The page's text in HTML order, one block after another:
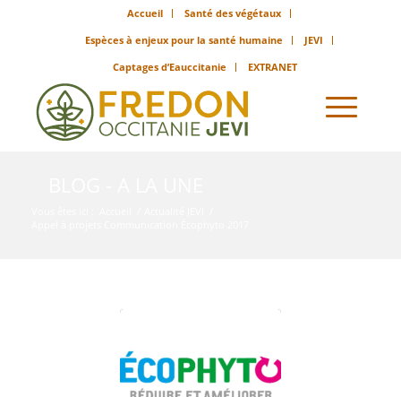
Accueil
Santé des végétaux
Espèces à enjeux pour la santé humaine
JEVI
Captages d’Eauccitanie
EXTRANET